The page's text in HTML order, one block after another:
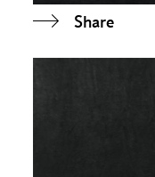
Share